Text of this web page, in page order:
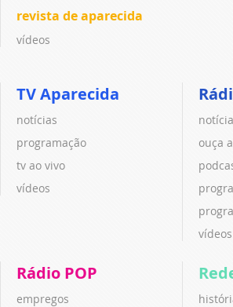
revista de aparecida
vídeos
TV Aparecida
notícias
programação
tv ao vivo
vídeos
ouça
vídeos
Rádio POP
empregos